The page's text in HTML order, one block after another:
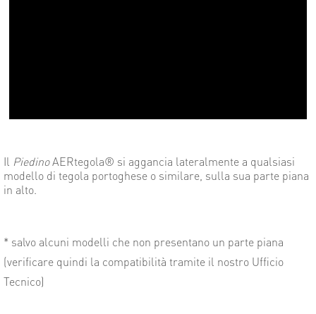
Il PiedinoAERtegola® si aggancia lateralmente a qualsiasi
modello di tegola portoghese o similare, sulla sua parte piana
in alto.
* salvo alcuni modelli che non presentano un parte piana
(verificare quindi la compatibilità tramite il nostro Ufficio
Tecnico)